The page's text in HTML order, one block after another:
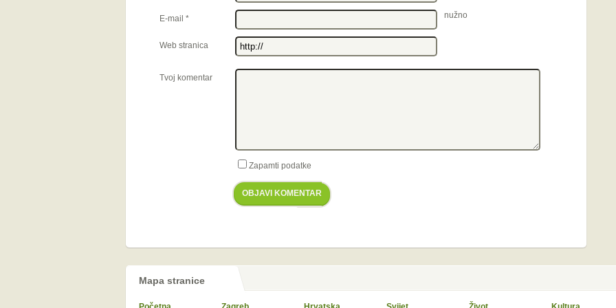
E-mail * nužno
Web stranica
Tvoj komentar
Zapamti podatke
OBJAVI KOMENTAR
Mapa stranice